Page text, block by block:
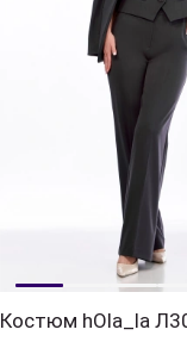
Костюм hOla_la